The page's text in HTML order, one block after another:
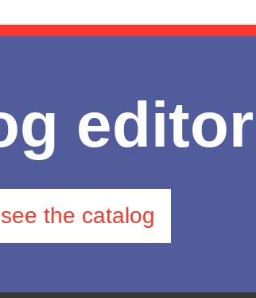
see the catalog